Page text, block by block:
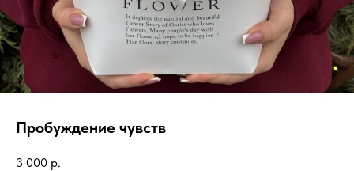
Пробуждение чувств
3 000 р.